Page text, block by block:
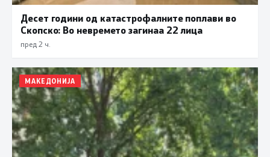
Десет години од катастрофалните поплави во
Скопско: Во невремето загинаа 22 лица
пред 2 ч.
МАКЕДОНИЈА